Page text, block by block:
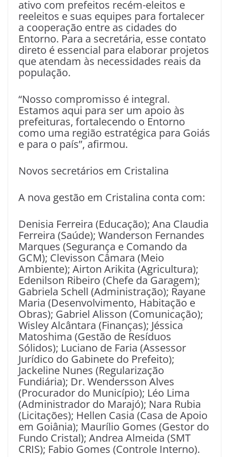
ativo com prefeitos recém-eleitos e
reeleitos e suas equipes para fortalecer
a cooperação entre as cidades do
Entorno. Para a secretária, esse contato
direto é essencial para elaborar projetos
que atendam às necessidades reais da
população.
“Nosso compromisso é integral.
Estamos aqui para ser um apoio às
prefeituras, fortalecendo o Entorno
como uma região estratégica para Goiás
e para o país”, afirmou.
Novos secretários em Cristalina
A nova gestão em Cristalina conta com:
Denisia Ferreira (Educação); Ana Claudia
Ferreira (Saúde); Wanderson Fernandes
Marques (Segurança e Comando da
GCM); Clevisson Câmara (Meio
Ambiente); Airton Arikita (Agricultura);
Edenilson Ribeiro (Chefe da Garagem);
Gabriela Schell (Administração); Rayane
Maria (Desenvolvimento, Habitação e
Obras); Gabriel Alisson (Comunicação);
Wisley Alcântara (Finanças); Jéssica
Matoshima (Gestão de Resíduos
Sólidos); Luciano de Faria (Assessor
Jurídico do Gabinete do Prefeito);
Jackeline Nunes (Regularização
Fundiária); Dr. Wendersson Alves
(Procurador do Município); Léo Lima
(Administrador do Marajó); Nara Rubia
(Licitações); Hellen Casia (Casa de Apoio
em Goiânia); Maurílio Gomes (Gestor do
Fundo Cristal); Andrea Almeida (SMT
CRIS); Fabio Gomes (Controle Interno).